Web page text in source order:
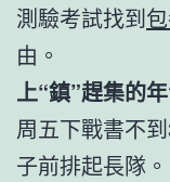
測驗考試找到
由。
上“鎮”趕集的
周五下戰書不
子前排起長隊。